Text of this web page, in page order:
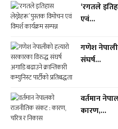
‘रगतले
एवं...
गणेश
संघर्ष...
वर्तमान
कारण,...